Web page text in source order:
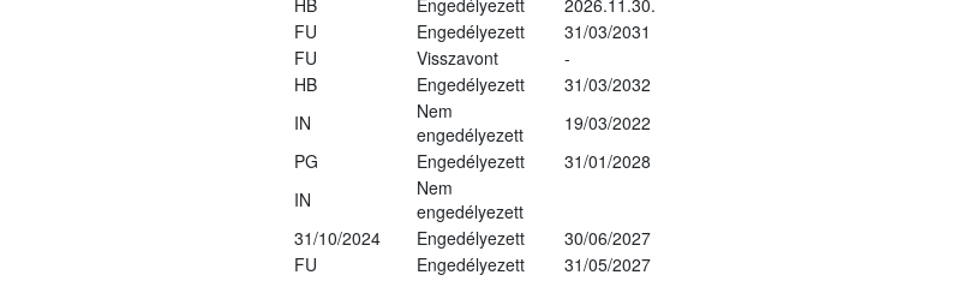
FU Engedélyezett
31/03/2031
FU Visszavont
-
HB Engedélyezett
31/03/2032
IN
Nem
engedélyezett
19/03/2022
PG Engedélyezett
31/01/2028
IN
Nem
engedélyezett
31/10/2024 Engedélyezett
30/06/2027
FU Engedélyezett
31/05/2027